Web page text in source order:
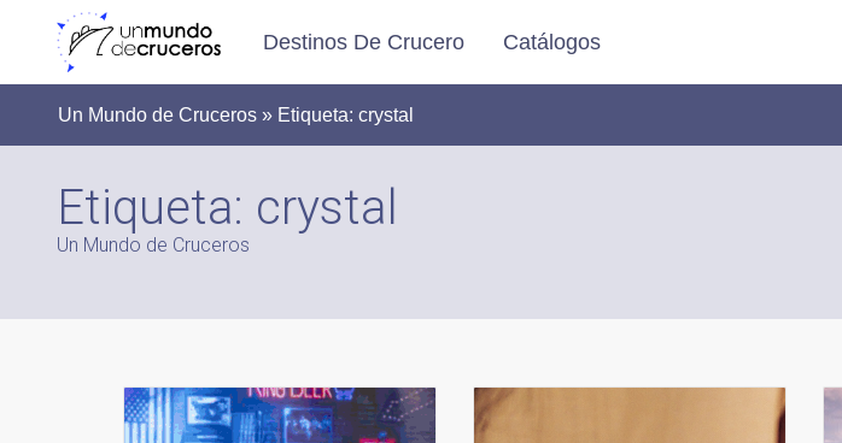
Destinos De Crucero Catálogos
Un Mundo de Cruceros » Etiqueta: crystal
Etiqueta: crystal
Un Mundo de Cruceros